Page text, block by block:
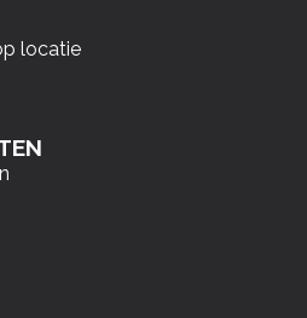
locatie